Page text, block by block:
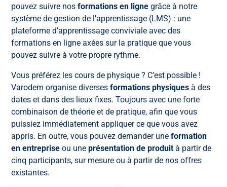
pouvez suivre nos formations en ligne grâce à notre
système de gestion de l’apprentissage (LMS) : une
plateforme d’apprentissage conviviale avec des
formations en ligne axées sur la pratique que vous
pouvez suivre à votre propre rythme.
Vous préférez les cours de physique ? C’est possible !
Varodem organise diverses formations physiques à des
dates et dans des lieux fixes. Toujours avec une forte
combinaison de théorie et de pratique, afin que vous
puissiez immédiatement appliquer ce que vous avez
appris. En outre, vous pouvez demander une formation
en entreprise ou une présentation de produit à partir de
cinq participants, sur mesure ou à partir de nos offres
existantes.